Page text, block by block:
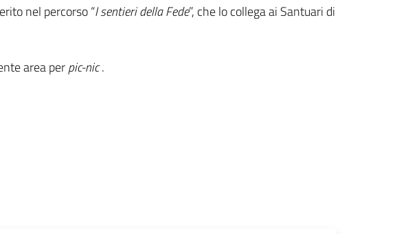
nel percorso “I sentieri della Fede”, che lo collega ai Santuari di
area perpic-nic.